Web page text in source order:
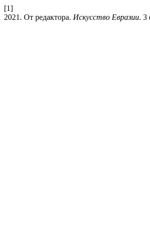
[1]
2021. От редактора. Искусство Евразии. 3